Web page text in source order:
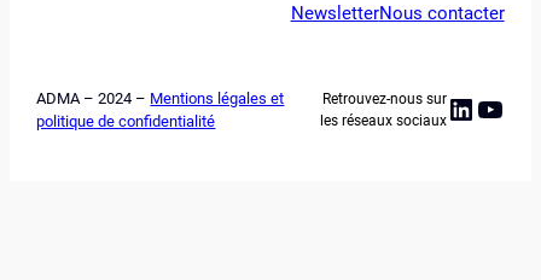
NewsletterNous contacter
ADMA – 2024 – Mentions légales et
politique de confidentialité
Retrouvez-nous sur
les réseaux sociaux